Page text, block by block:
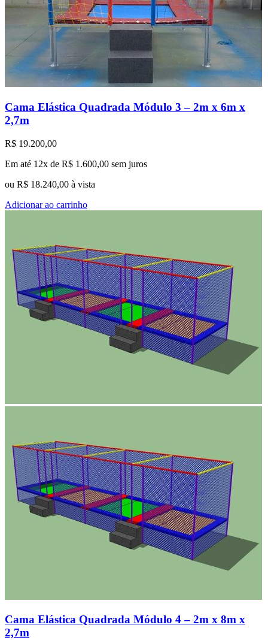
Cama Elástica Quadrada Módulo 3 – 2m x 6m x
2,7m
R$ 19.200,00
Em até 12x de R$ 1.600,00 sem juros
ou R$ 18.240,00 à vista
Adicionar ao carrinho
Cama Elástica Quadrada Módulo 4 – 2m x 8m x
2,7m